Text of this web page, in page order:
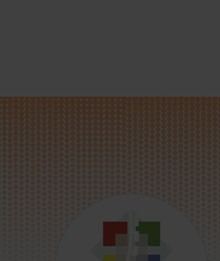
Direct
door